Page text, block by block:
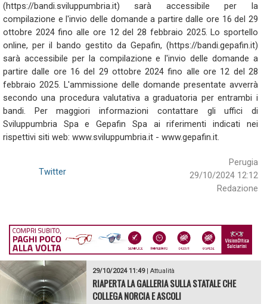
(https://bandi.sviluppumbria.it) sarà accessibile per la
compilazione e l'invio delle domande a partire dalle ore 16 del 29
ottobre 2024 fino alle ore 12 del 28 febbraio 2025. Lo sportello
online, per il bando gestito da Gepafin, (https://bandi.gepafin.it)
sarà accessibile per la compilazione e l'invio delle domande a
partire dalle ore 16 del 29 ottobre 2024 fino alle ore 12 del 28
febbraio 2025. L'ammissione delle domande presentate avverrà
secondo una procedura valutativa a graduatoria per entrambi i
bandi. Per maggiori informazioni contattare gli uffici di
Sviluppumbria Spa e Gepafin Spa ai riferimenti indicati nei
rispettivi siti web: www.sviluppumbria.it - www.gepafin.it.
Perugia
29/10/2024 12:12
Redazione
Twitter
29/10/2024 11:49| Attualità
RIAPERTA LA GALLERIA SULLA STATALE CHE
COLLEGA NORCIA E ASCOLI